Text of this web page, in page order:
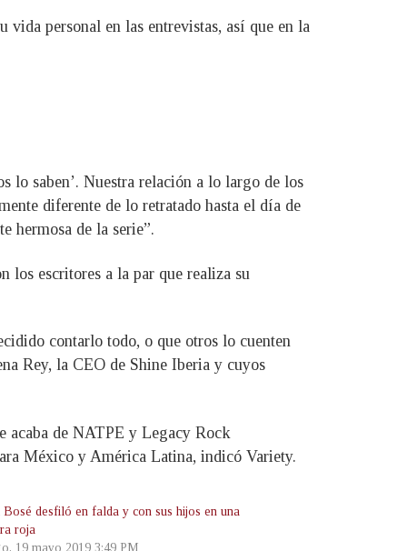
vida personal en las entrevistas, así que en la
lo saben’. Nuestra relación a lo largo de los
diferente de lo retratado hasta el día de
hermosa de la serie”.
los escritores a la par que realiza su
contarlo todo, o que otros lo cuenten
Rey, la CEO de Shine Iberia y cuyos
acaba de NATPE y Legacy Rock
México y América Latina, indicó Variety.
desfiló en falda y con sus hijos en una
roja
19 mayo 2019 3:49 PM